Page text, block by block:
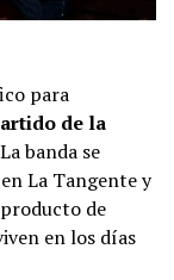
para
de la
banda se
La Tangente y
de
en los días